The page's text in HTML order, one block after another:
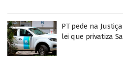
PT pede na
lei que privatiza